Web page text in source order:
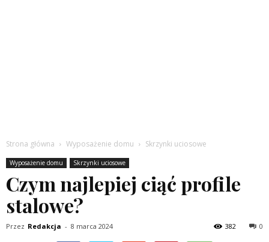
Strona główna Wyposażenie domu Skrzynki uciosowe
Wyposażenie domu Skrzynki uciosowe
Czym najlepiej ciąć profile
stalowe?
Przez Redakcja - 8 marca 2024 0
382